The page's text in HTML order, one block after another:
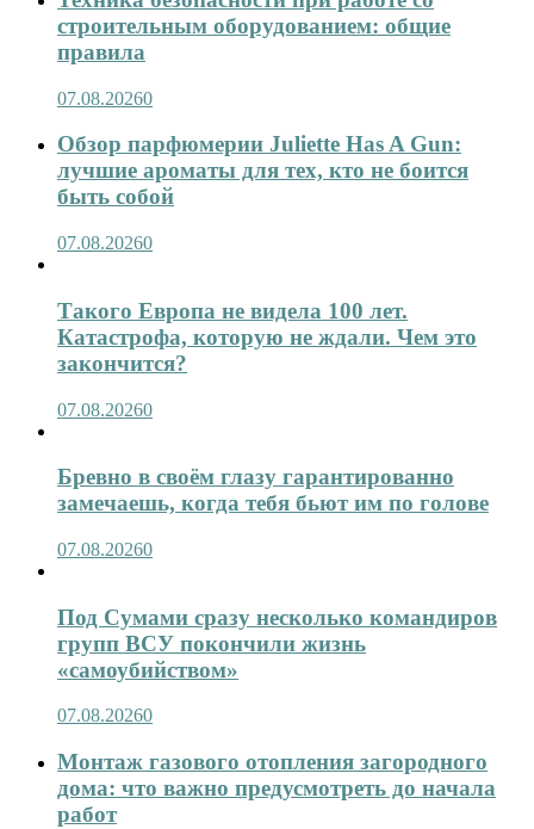
строительным оборудованием: общие
правила
07.08.20260
Обзор парфюмерии Juliette Has A Gun:
лучшие ароматы для тех, кто не боится
быть собой
07.08.20260
Такого Европа не видела 100 лет.
Катастрофа, которую не ждали. Чем это
закончится?
07.08.20260
Бревно в своём глазу гарантированно
замечаешь, когда тебя бьют им по голове
07.08.20260
Под Сумами сразу несколько командиров
групп ВСУ покончили жизнь
«самоубийством»
07.08.20260
Монтаж газового отопления загородного
дома: что важно предусмотреть до начала
работ